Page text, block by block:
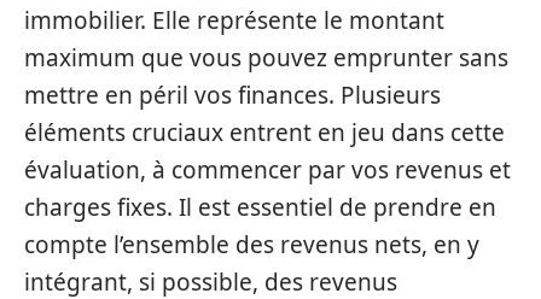
immobilier. Elle représente le montant
maximum que vous pouvez emprunter sans
mettre en péril vos finances. Plusieurs
éléments cruciaux entrent en jeu dans cette
évaluation, à commencer par vos revenus et
charges fixes. Il est essentiel de prendre en
compte l’ensemble des revenus nets, en y
intégrant, si possible, des revenus